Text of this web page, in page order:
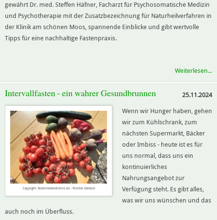
gewährt Dr. med. Steffen Häfner, Facharzt für Psychosomatische Medizin
und Psychotherapie mit der Zusatzbezeichnung für Naturheilverfahren in
der Klinik am schönen Moos, spannende Einblicke und gibt wertvolle
Tipps für eine nachhaltige Fastenpraxis.
Weiterlesen...
Intervallfasten - ein wahrer Gesundbrunnen 25.11.2024
Copyright: Kurklinikverzeichnis.de - frisches Gemüse
Wenn wir Hunger haben, gehen
wir zum Kühlschrank, zum
nächsten Supermarkt, Bäcker
oder Imbiss - heute ist es für
uns normal, dass uns ein
kontinuierliches
Nahrungsangebot zur
Verfügung steht. Es gibt alles,
was wir uns wünschen und das
auch noch im Überfluss.